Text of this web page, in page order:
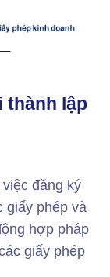
thành lập
đăng ký
giấy phép và
hợp pháp
giấy phép